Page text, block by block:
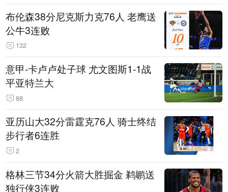
布伦森38分尼克斯力克76人 老鹰送
公牛3连败
132
意甲-卡卢卢处子球 尤文图斯1-1战
平亚特兰大
88
亚历山大32分雷霆克76人 骑士终结
步行者6连胜
2
格林三节34分火箭大胜掘金 鹈鹕送
独行侠3连败